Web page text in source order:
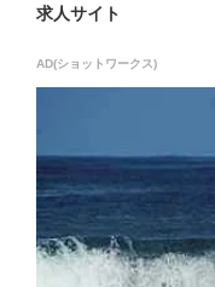
求人サイト
AD(ショットワークス)